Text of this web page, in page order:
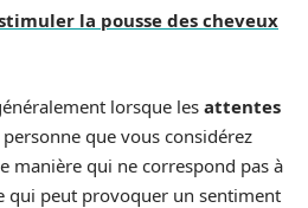
la pousse des cheveux
lorsque les attentes
que vous considérez
manière qui ne correspond pas à
qui peut provoquer un sentiment